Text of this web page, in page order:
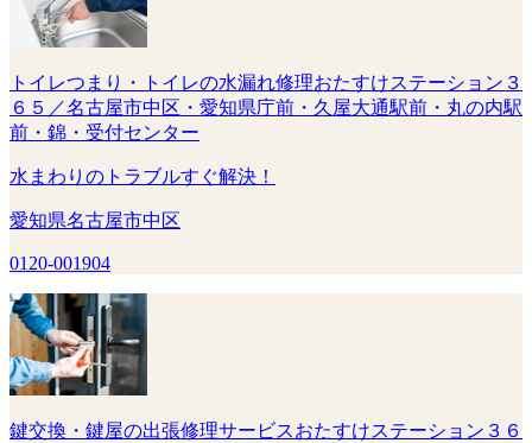
トイレつまり・トイレの水漏れ修理おたすけステーション３
６５／名古屋市中区・愛知県庁前・久屋大通駅前・丸の内駅
前・錦・受付センター
水まわりのトラブルすぐ解決！
愛知県名古屋市中区
0120-001904
鍵交換・鍵屋の出張修理サービスおたすけステーション３６